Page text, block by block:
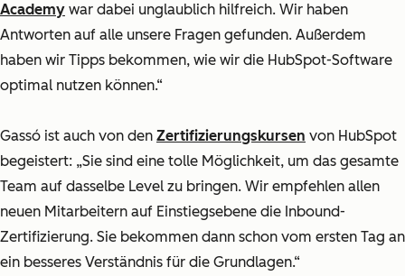
Academy war dabei unglaublich hilfreich. Wir haben
Antworten auf alle unsere Fragen gefunden. Außerdem
haben wir Tipps bekommen, wie wir die HubSpot-Software
optimal nutzen können.“
Gassó ist auch von den Zertifizierungskursen von HubSpot
begeistert: „Sie sind eine tolle Möglichkeit, um das gesamte
Team auf dasselbe Level zu bringen. Wir empfehlen allen
neuen Mitarbeitern auf Einstiegsebene die Inbound-
Zertifizierung. Sie bekommen dann schon vom ersten Tag an
ein besseres Verständnis für die Grundlagen.“